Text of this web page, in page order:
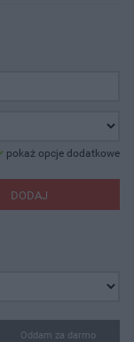
pokaż opcje dodatkowe
DODAJ
Oddam za darmo